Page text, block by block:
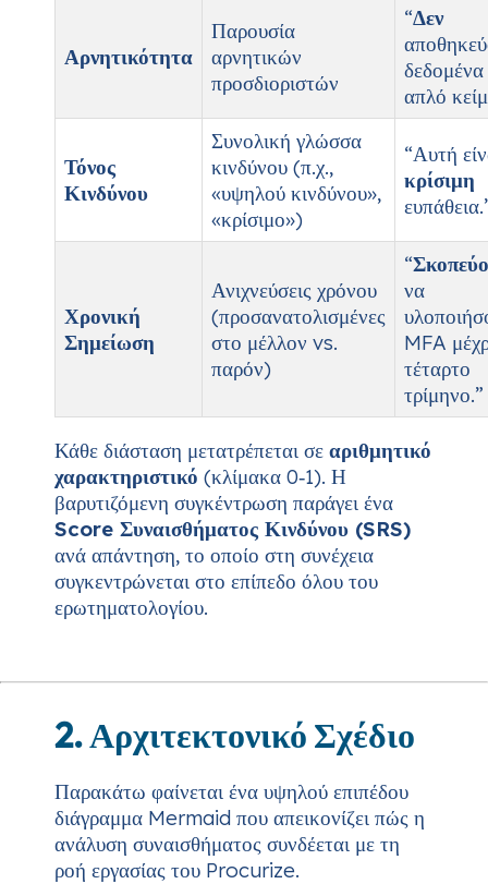
Αρνητικότητα
Παρουσία
αρνητικών
προσδιοριστών
“Δεν
απλό
Τόνος
Κινδύνου
Συνολική γλώσσα
κινδύνου (π.χ.,
«υψηλού κινδύνου»,
«κρίσιμο»)
“Αυτή
κρίσιμη
Χρονική
Σημείωση
Ανιχνεύσεις χρόνου
(προσανατολισμένες
στο μέλλον vs.
παρόν)
“
να
MFA
τέταρτο
τρίμηνο.”
Κάθε διάσταση μετατρέπεται σε αριθμητικό
χαρακτηριστικό (κλίμακα 0‑1). Η
βαρυτιζόμενη συγκέντρωση παράγει ένα
Score Συναισθήματος Κινδύνου (SRS)
ανά απάντηση, το οποίο στη συνέχεια
συγκεντρώνεται στο επίπεδο όλου του
ερωτηματολογίου.
2. Αρχιτεκτονικό Σχέδιο
Παρακάτω φαίνεται ένα υψηλού επιπέδου
διάγραμμα Mermaid που απεικονίζει πώς η
ανάλυση συναισθήματος συνδέεται με τη
ροή εργασίας του Procurize.